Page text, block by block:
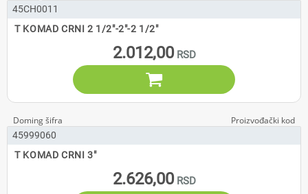
45CH0011
T KOMAD CRNI 2 1/2"-2"-2 1/2"
2.012,00

45999060
T KOMAD CRNI 3"
2.626,00